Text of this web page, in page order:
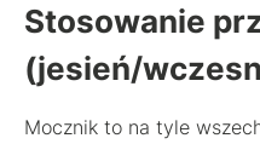
Stosowanie
(jesień/
Mocznik to na tyle